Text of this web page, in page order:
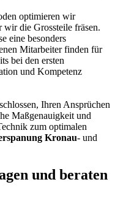
optimieren wir
die Grossteile fräsen.
eine besonders
Mitarbeiter finden für
bei den ersten
und Kompetenz
Ihren Ansprüchen
Maßgenauigkeit und
zum optimalen
Kronau- und
und beraten